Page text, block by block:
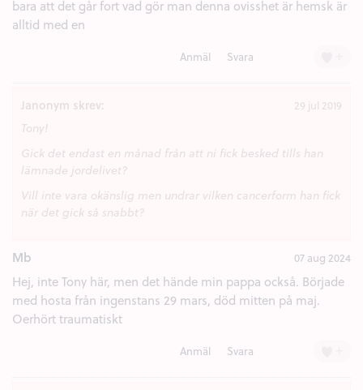
bara att det går fort vad gör man denna ovisshet är hemsk är
alltid med en
Anmäl Svara
Janonym skrev: 29 jul 2019
Tony!
Gick det endast en månad från att ni fick besked tills han
lämnade jordelivet?
Vill inte vara okänslig men undrar vilken cancerform han fick
när det gick så snabbt?
Mb 07 aug 2024
Hej, inte Tony här, men det hände min pappa också. Började
med hosta från ingenstans 29 mars, död mitten på maj.
Oerhört traumatiskt
Anmäl Svara